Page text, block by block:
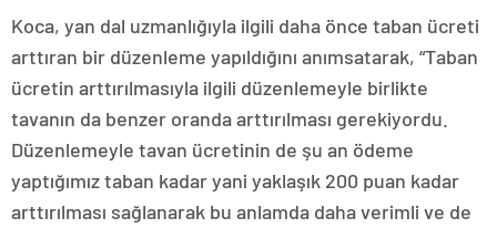
Koca, yan dal uzmanlığıyla ilgili daha önce taban ücreti
arttıran bir düzenleme yapıldığını anımsatarak, “Taban
ücretin arttırılmasıyla ilgili düzenlemeyle birlikte
tavanın da benzer oranda arttırılması gerekiyordu.
Düzenlemeyle tavan ücretinin de şu an ödeme
yaptığımız taban kadar yani yaklaşık 200 puan kadar
arttırılması sağlanarak bu anlamda daha verimli ve de